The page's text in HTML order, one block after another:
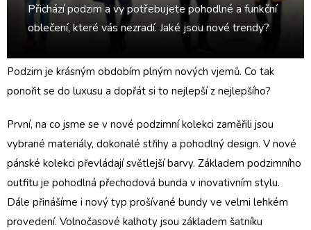
Přichází podzim a vy potřebujete pohodlné a funkční
oblečení, které vás nezradí. Jaké jsou nové trendy?
Podzim je krásným obdobím plným nových vjemů. Co tak
ponořit se do luxusu a dopřát si to nejlepší z nejlepšího?
První, na co jsme se v nové podzimní kolekci zaměřili jsou
vybrané materiály, dokonalé střihy a pohodlný design. V nové
pánské kolekci převládají světlejší barvy. Základem podzimního
outfitu je pohodlná přechodová bunda v inovativním stylu.
Dále přinášíme i nový typ prošívané bundy ve velmi lehkém
provedení. Volnočasové kalhoty jsou základem šatníku